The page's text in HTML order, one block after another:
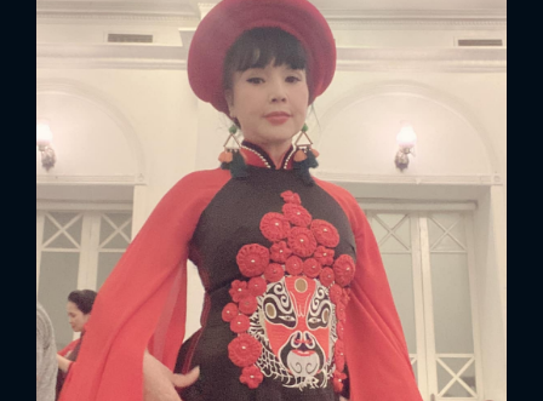
FACEBOOK GOOGLE